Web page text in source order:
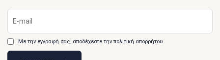
Με την εγγραφή σας, αποδέχεστε την πολιτική απορρήτου